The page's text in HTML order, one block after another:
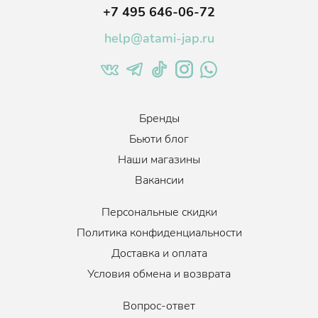
+7 495 646-06-72
help@atami-jap.ru
Бренды
Бьюти блог
Наши магазины
Вакансии
Персональные скидки
Политика конфиденциальности
Доставка и оплата
Условия обмена и возврата
Вопрос-ответ